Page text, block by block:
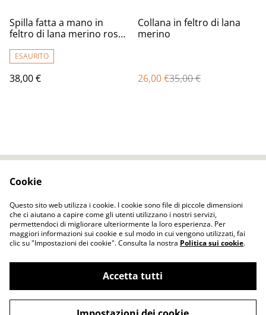
Spilla fatta a mano in
feltro di lana merino rosa
ESAURITO
38,00 €
%
Collana in feltro di lana
merino
26,00 €35,00 €
Privacy Policy
Cookie Policy
©2026
ELENA FELT Fatto a mano Vestiti senza
cuciture tecnica dell'infeltrimento
Cookie
Questo sito web utilizza i cookie. I cookie sono file di piccole dimensioni
che ci aiutano a capire come gli utenti utilizzano i nostri servizi,
permettendoci di migliorare ulteriormente la loro esperienza. Per
maggiori informazioni sui cookie e sul modo in cui vengono utilizzati, fai
clic su "Impostazioni dei cookie". Consulta la nostra Politica sui cookie.
Accetta tutti